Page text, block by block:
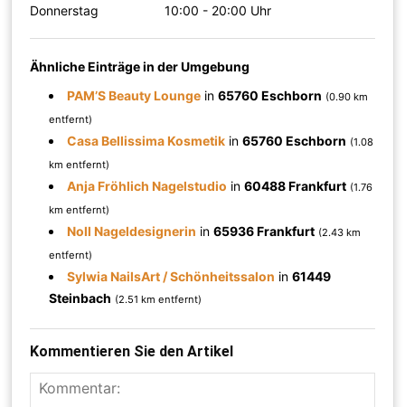
Donnerstag
10:00 - 20:00 Uhr
Ähnliche Einträge in der Umgebung
PAM’S Beauty Lounge in65760 Eschborn (0.90 km
entfernt)
Casa Bellissima Kosmetik in65760 Eschborn (1.08
km entfernt)
Anja Fröhlich Nagelstudio in60488 Frankfurt (1.76
km entfernt)
Noll Nageldesignerin in65936 Frankfurt (2.43 km
entfernt)
Sylwia NailsArt / Schönheitssalon in61449
Steinbach (2.51 km entfernt)
Kommentieren Sie den Artikel